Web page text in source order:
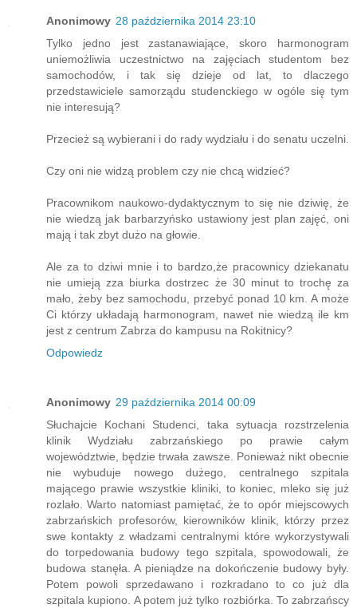
Anonimowy 28 października 2014 23:10
Tylko jedno jest zastanawiające, skoro harmonogram
uniemożliwia uczestnictwo na zajęciach studentom bez
samochodów, i tak się dzieje od lat, to dlaczego
przedstawiciele samorządu studenckiego w ogóle się tym
nie interesują?
Przecież są wybierani i do rady wydziału i do senatu uczelni.
Czy oni nie widzą problem czy nie chcą widzieć?
Pracownikom naukowo-dydaktycznym to się nie dziwię, że
nie wiedzą jak barbarzyńsko ustawiony jest plan zajęć, oni
mają i tak zbyt dużo na głowie.
Ale za to dziwi mnie i to bardzo,że pracownicy dziekanatu
nie umieją zza biurka dostrzec że 30 minut to trochę za
mało, żeby bez samochodu, przebyć ponad 10 km. A może
Ci którzy układają harmonogram, nawet nie wiedzą ile km
jest z centrum Zabrza do kampusu na Rokitnicy?
Odpowiedz
Anonimowy 29 października 2014 00:09
Słuchajcie Kochani Studenci, taka sytuacja rozstrzelenia
klinik Wydziału zabrzańskiego po prawie całym
województwie, będzie trwała zawsze. Ponieważ nikt obecnie
nie wybuduje nowego dużego, centralnego szpitala
mającego prawie wszystkie kliniki, to koniec, mleko się już
rozlało. Warto natomiast pamiętać, że to opór miejscowych
zabrzańskich profesorów, kierowników klinik, którzy przez
swe kontakty z władzami centralnymi które wykorzystywali
do torpedowania budowy tego szpitala, spowodowali, że
budowa stanęła. A pieniądze na dokończenie budowy były.
Potem powoli sprzedawano i rozkradano to co już dla
szpitala kupiono. A potem już tylko rozbiórka. To zabrzańscy